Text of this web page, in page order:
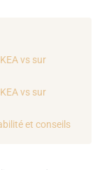
vs sur
vs sur
et conseils